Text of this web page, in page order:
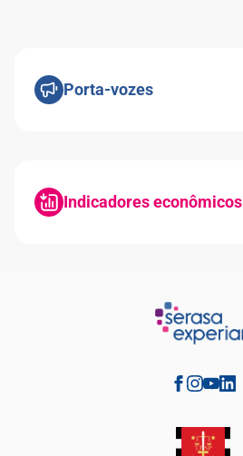
Porta-vozes
Indicadores econômicos